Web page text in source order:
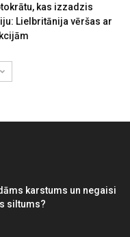
kas izzadzis
Lielbritānija vēršas ar
karstums un negaisi
siltums?